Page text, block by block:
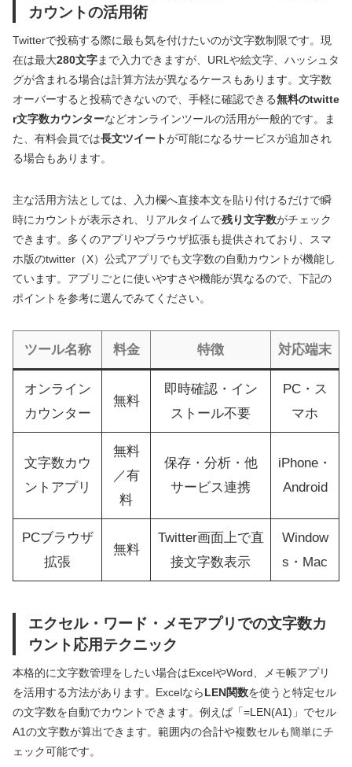
カウントの活用術
Twitterで投稿する際に最も気を付けたいのが文字数制限です。現
在は最大280文字まで入力できますが、URLや絵文字、ハッシュタ
グが含まれる場合は計算方法が異なるケースもあります。文字数
オーバーすると投稿できないので、手軽に確認できる無料のtwitte
r文字数カウンターなどオンラインツールの活用が一般的です。ま
た、有料会員では長文ツイートが可能になるサービスが追加され
る場合もあります。
主な活用方法としては、入力欄へ直接本文を貼り付けるだけで瞬
時にカウントが表示され、リアルタイムで残り文字数がチェック
できます。多くのアプリやブラウザ拡張も提供されており、スマ
ホ版のtwitter（X）公式アプリでも文字数の自動カウントが機能し
ています。アプリごとに使いやすさや機能が異なるので、下記の
ポイントを参考に選んでみてください。
ツール名称 料金 特徴 対応端末
オンライン
カウンター
無料
即時確認・イン
ストール不要
PC・ス
マホ
文字数カウ
ントアプリ
無料
／有
料
保存・分析・他
サービス連携
iPhone・
Android
PCブラウザ
拡張
無料
Twitter画面上で直
接文字数表示
Window
s・Mac
エクセル・ワード・メモアプリでの文字数カ
ウント応用テクニック
本格的に文字数管理をしたい場合はExcelやWord、メモ帳アプリ
を活用する方法があります。ExcelならLEN関数を使うと特定セル
の文字数を自動でカウントできます。例えば「=LEN(A1)」でセル
A1の文字数が算出できます。範囲内の合計や複数セルも簡単にチ
ェック可能です。